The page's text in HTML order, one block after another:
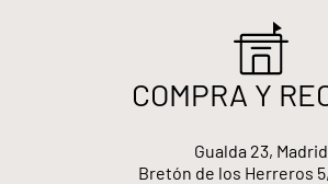
COMPRA Y
Gualda 23, Madrid
Bretón de los Herreros